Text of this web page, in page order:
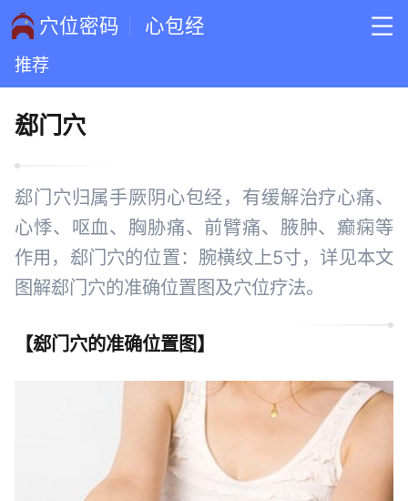
穴位密码 心包经
推荐
郄门穴
郄门穴归属手厥阴心包经，有缓解治疗心痛、
心悸、呕血、胸胁痛、前臂痛、腋肿、癫痫等
作用，郄门穴的位置：腕横纹上5寸，详见本文
图解郄门穴的准确位置图及穴位疗法。
【郄门穴的准确位置图】